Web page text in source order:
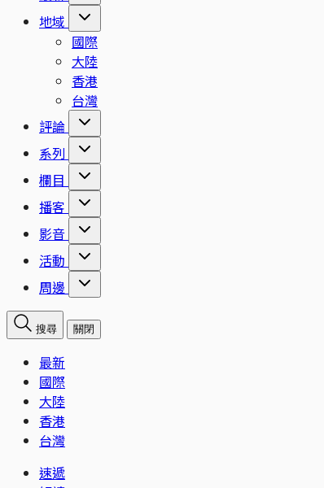
地域
國際
大陸
香港
台灣
評論
系列
欄目
播客
影音
活動
周邊
搜尋 關閉
最新
國際
大陸
香港
台灣
速遞